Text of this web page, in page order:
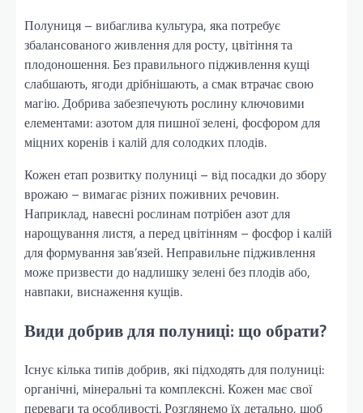
Полуниця – вибаглива культура, яка потребує
збалансованого живлення для росту, цвітіння та
плодоношення. Без правильного підживлення кущі
слабшають, ягоди дрібнішають, а смак втрачає свою
магію. Добрива забезпечують рослину ключовими
елементами: азотом для пишної зелені, фосфором для
міцних коренів і калій для солодких плодів.
Кожен етап розвитку полуниці – від посадки до збору
врожаю – вимагає різних поживних речовин.
Наприклад, навесні рослинам потрібен азот для
нарощування листя, а перед цвітінням – фосфор і калій
для формування зав’язей. Неправильне підживлення
може призвести до надлишку зелені без плодів або,
навпаки, виснаження кущів.
Види добрив для полуниці: що обрати?
Існує кілька типів добрив, які підходять для полуниці:
органічні, мінеральні та комплексні. Кожен має свої
переваги та особливості. Розглянемо їх детально, щоб